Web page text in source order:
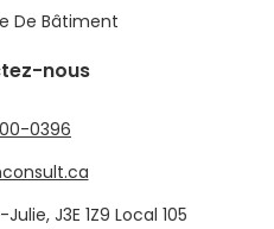
De Bâtiment
nous
0396
J3E 1Z9 Local 105